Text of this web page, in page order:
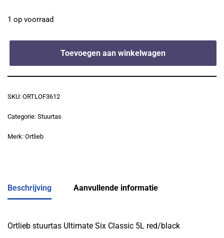
1 op voorraad
Toevoegen aan winkelwagen
SKU: ORTLOF3612
Categorie: Stuurtas
Merk: Ortlieb
Beschrijving Aanvullende informatie
Ortlieb stuurtas Ultimate Six Classic 5L red/black